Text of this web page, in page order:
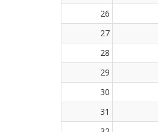
26
27
28
29
30
31